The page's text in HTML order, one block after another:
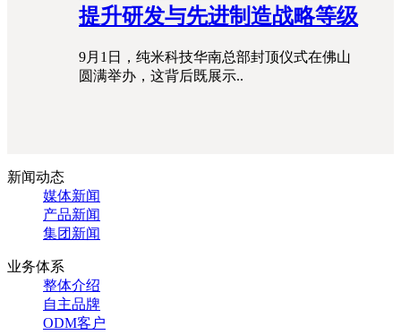
提升研发与先进制造战略等级
9月1日，纯米科技华南总部封顶仪式在佛山
圆满举办，这背后既展示..
新闻动态
媒体新闻
产品新闻
集团新闻
业务体系
整体介绍
自主品牌
ODM客户